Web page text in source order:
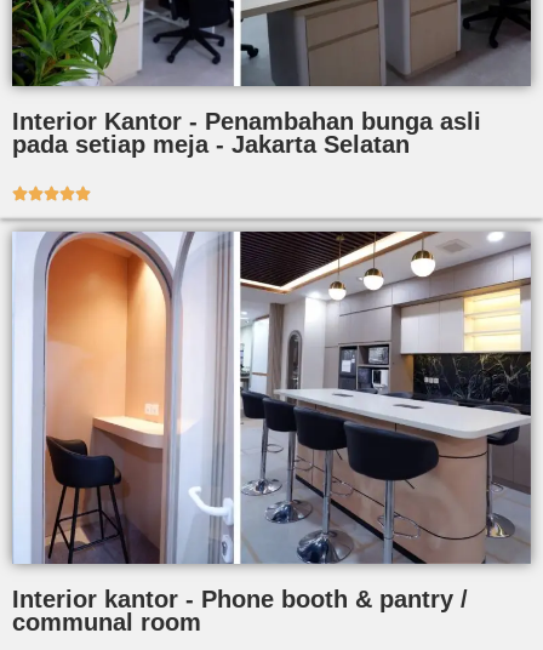
Interior Kantor - Penambahan bunga asli
pada setiap meja - Jakarta Selatan

Interior kantor - Phone booth & pantry /
communal room